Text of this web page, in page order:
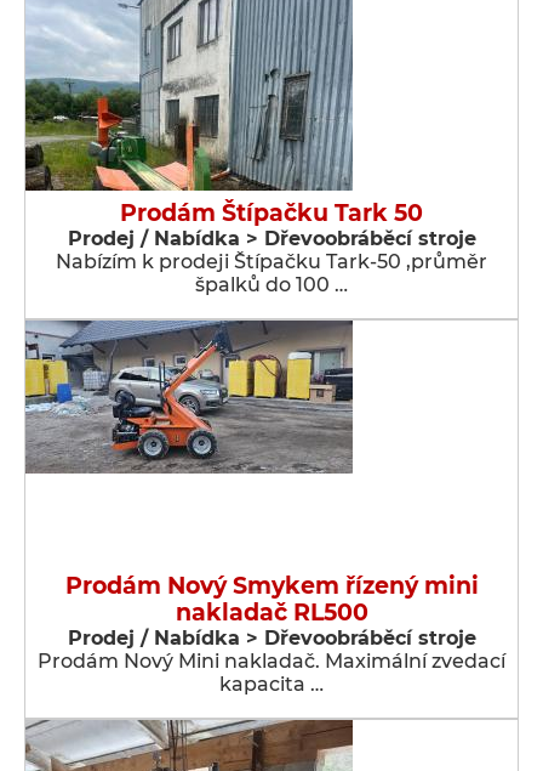
Prodám Štípačku Tark 50
Prodej / Nabídka > Dřevoobráběcí stroje
Nabízím k prodeji Štípačku Tark-50 ,průměr
špalků do 100 …
Prodám Nový Smykem řízený mini
nakladač RL500
Prodej / Nabídka > Dřevoobráběcí stroje
Prodám Nový Mini nakladač. Maximální zvedací
kapacita …